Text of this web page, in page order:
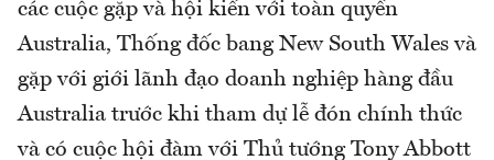
các cuộc gặp và hội kiến với toàn quyền
Australia, Thống đốc bang New South Wales và
gặp với giới lãnh đạo doanh nghiệp hàng đầu
Australia trước khi tham dự lễ đón chính thức
và có cuộc hội đàm với Thủ tướng Tony Abbott